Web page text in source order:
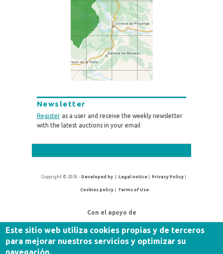
Newsletter
Registeras a user and receive the weekly newsletter
with the latest auctions in your email
Copyright © 2026 -Developed by |Legal notice |Privacy Policy
Cookies policy| Terms of Use
Con el apoyo de
Este sitio web utiliza cookies propias y de terceros
para mejorar nuestros servicios y optimizar su
navegación.